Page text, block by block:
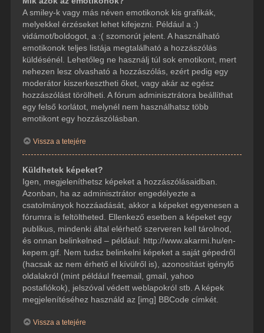
A smiley-k vagy más néven emotikonok kis grafikák,
melyekkel érzéseket lehet kifejezni. Például a :)
vidámot/boldogot, a :( szomorút jelent. A használható
emotikonok teljes listája megtalálható a hozzászólás
küldésénél. Lehetőleg ne használj túl sok emotikont, mert
nehezen lesz olvasható a hozzászólás, ezért pedig egy
moderátor kiszerkesztheti őket, vagy akár az egész
hozzászólást törölheti. A fórum adminisztrátora beállíthat
egy felső korlátot, melynél nem használhatsz több
emotikont egy hozzászólásban.
Vissza a tetejére
Küldhetek képeket?
Igen, megjeleníthetsz képeket a hozzászólásaidban.
Azonban, ha az adminisztrátor engedélyezte a
csatolmányok hozzáadását, akkor a képeket egyenesen a
fórumra is feltöltheted. Ellenkező esetben a képeket egy
publikus, mindenki által elérhető szerveren kell tárolnod,
és onnan belinkelned – például: http://www.akarmi.hu/en-
kepem.gif. Nem tudsz belinkelni képeket a saját gépedről
(hacsak az nem érhető el kívülről is), azonosítást igénylő
oldalakról (mint például freemail, gmail, yahoo
postafiókok), jelszóval védett weblapokról stb. A képek
megjelenítéséhez használd az [img] BBCode címkét.
Vissza a tetejére